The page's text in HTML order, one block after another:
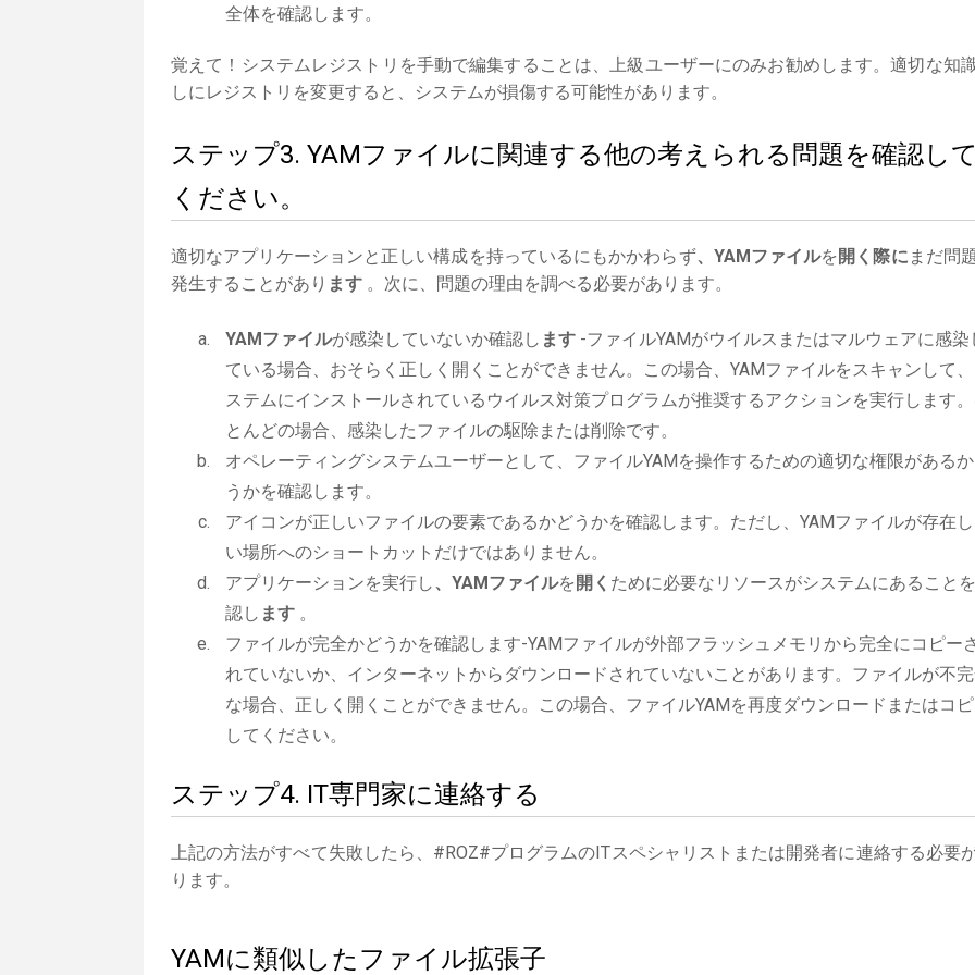
全体を確認します。
覚えて！システムレジストリを手動で編集することは、上級ユーザーにのみお勧めします。適切な知
しにレジストリを変更すると、システムが損傷する可能性があります。
ステップ3. YAMファイルに関連する他の考えられる問題を確認して
ください。
適切なアプリケーションと正しい構成を持っているにもかかわらず、YAMファイルを 開く際に まだ問
発生することがあり ます 。次に、問題の理由を調べる必要があります。
YAMファイルが感染していないか確認し ます -ファイルYAMがウイルスまたはマルウェアに感染
ている場合、おそらく正しく開くことができません。この場合、YAMファイルをスキャンして
ステムにインストールされているウイルス対策プログラムが推奨するアクションを実行します
とんどの場合、感染したファイルの駆除または削除です。
オペレーティングシステムユーザーとして、ファイルYAMを操作するための適切な権限がある
うかを確認します。
アイコンが正しいファイルの要素であるかどうかを確認します。ただし、YAMファイルが存在
い場所へのショートカットだけではありません。
アプリケーションを実行し、YAMファイルを 開く ために必要なリソースがシステムにあること
認し ます 。
ファイルが完全かどうかを確認します-YAMファイルが外部フラッシュメモリから完全にコピー
れていないか、インターネットからダウンロードされていないことがあります。ファイルが不
な場合、正しく開くことができません。この場合、ファイルYAMを再度ダウンロードまたはコ
してください。
ステップ4. IT専門家に連絡する
上記の方法がすべて失敗したら、#ROZ#プログラムのITスペシャリストまたは開発者に連絡する必要
ります。
YAMに類似したファイル拡張子